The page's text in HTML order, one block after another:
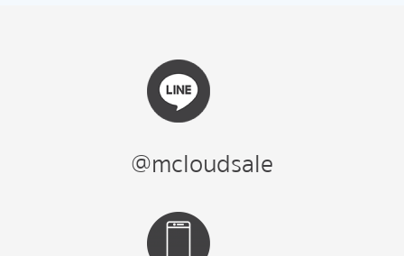
@mcloudsale